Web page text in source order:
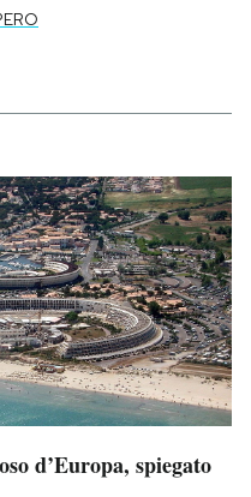
d’Europa, spiegato